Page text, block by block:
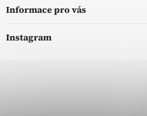
Informace pro vás
Instagram